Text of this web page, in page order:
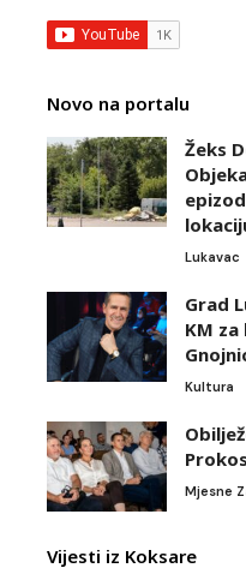
Novo na portalu
Žeks
Lukavac
Grad
KM
Kultura
Mjesne
Vijesti iz Koksare